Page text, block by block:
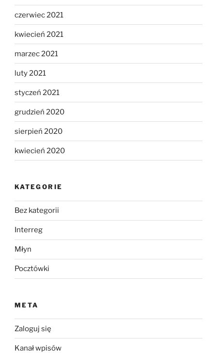
czerwiec 2021
kwiecień 2021
marzec 2021
luty 2021
styczeń 2021
grudzień 2020
sierpień 2020
kwiecień 2020
KATEGORIE
Bez kategorii
Interreg
Młyn
Pocztówki
META
Zaloguj się
Kanał wpisów